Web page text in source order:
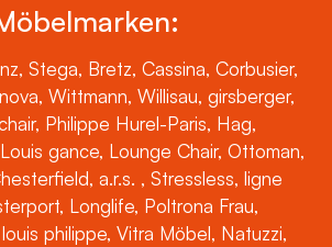
Stega, Bretz, Cassina, Corbusier,
Wittmann, Willisau, girsberger,
Philippe Hurel-Paris, Hag,
gance, Lounge Chair, Ottoman,
a.r.s. , Stressless, ligne
Longlife, Poltrona Frau,
philippe, Vitra Möbel, Natuzzi,